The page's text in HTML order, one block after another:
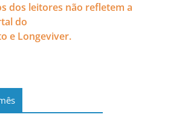
dos leitores não refletem a
do
e Longeviver.